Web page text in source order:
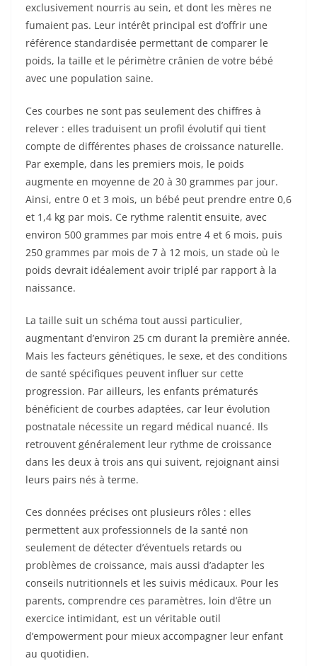
exclusivement nourris au sein, et dont les mères ne
fumaient pas. Leur intérêt principal est d’offrir une
référence standardisée permettant de comparer le
poids, la taille et le périmètre crânien de votre bébé
avec une population saine.
Ces courbes ne sont pas seulement des chiffres à
relever : elles traduisent un profil évolutif qui tient
compte de différentes phases de croissance naturelle.
Par exemple, dans les premiers mois, le poids
augmente en moyenne de 20 à 30 grammes par jour.
Ainsi, entre 0 et 3 mois, un bébé peut prendre entre 0,6
et 1,4 kg par mois. Ce rythme ralentit ensuite, avec
environ 500 grammes par mois entre 4 et 6 mois, puis
250 grammes par mois de 7 à 12 mois, un stade où le
poids devrait idéalement avoir triplé par rapport à la
naissance.
La taille suit un schéma tout aussi particulier,
augmentant d’environ 25 cm durant la première année.
Mais les facteurs génétiques, le sexe, et des conditions
de santé spécifiques peuvent influer sur cette
progression. Par ailleurs, les enfants prématurés
bénéficient de courbes adaptées, car leur évolution
postnatale nécessite un regard médical nuancé. Ils
retrouvent généralement leur rythme de croissance
dans les deux à trois ans qui suivent, rejoignant ainsi
leurs pairs nés à terme.
Ces données précises ont plusieurs rôles : elles
permettent aux professionnels de la santé non
seulement de détecter d’éventuels retards ou
problèmes de croissance, mais aussi d’adapter les
conseils nutritionnels et les suivis médicaux. Pour les
parents, comprendre ces paramètres, loin d’être un
exercice intimidant, est un véritable outil
d’empowerment pour mieux accompagner leur enfant
au quotidien.